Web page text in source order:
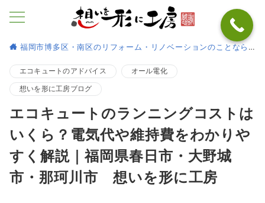
福岡市博多区・南区のリフォーム・リノベーションのことなら
エコキュートのアドバイス オール電化
想いを形に工房ブログ
エコキュートのランニングコストは
いくら？電気代や維持費をわかりや
すく解説｜福岡県春日市・大野城
市・那珂川市 想いを形に工房